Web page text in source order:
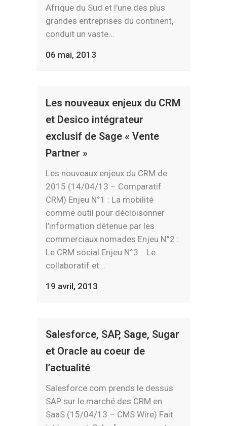
Afrique du Sud et l’une des plus
grandes entreprises du continent,
conduit un vaste...
06 mai, 2013
Les nouveaux enjeux du CRM
et Desico intégrateur
exclusif de Sage « Vente
Partner »
Les nouveaux enjeux du CRM de
2015 (14/04/13 – Comparatif
CRM) Enjeu N°1 : La mobilité
comme outil pour décloisonner
l’information détenue par les
commerciaux nomades Enjeu N°2 :
Le CRM social Enjeu N°3 : Le
collaboratif et...
19 avril, 2013
Salesforce, SAP, Sage, Sugar
et Oracle au coeur de
l’actualité
Salesforce.com prends le dessus
SAP sur le marché des CRM en
SaaS (15/04/13 – CMS Wire) Fait